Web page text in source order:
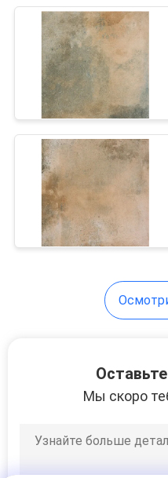
плитка
24кс24
Плитка
фарфора
Мы скоро